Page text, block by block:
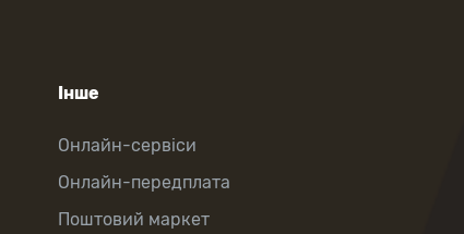
Інше
Онлайн-сервіси
Онлайн-передплата
Поштовий маркет